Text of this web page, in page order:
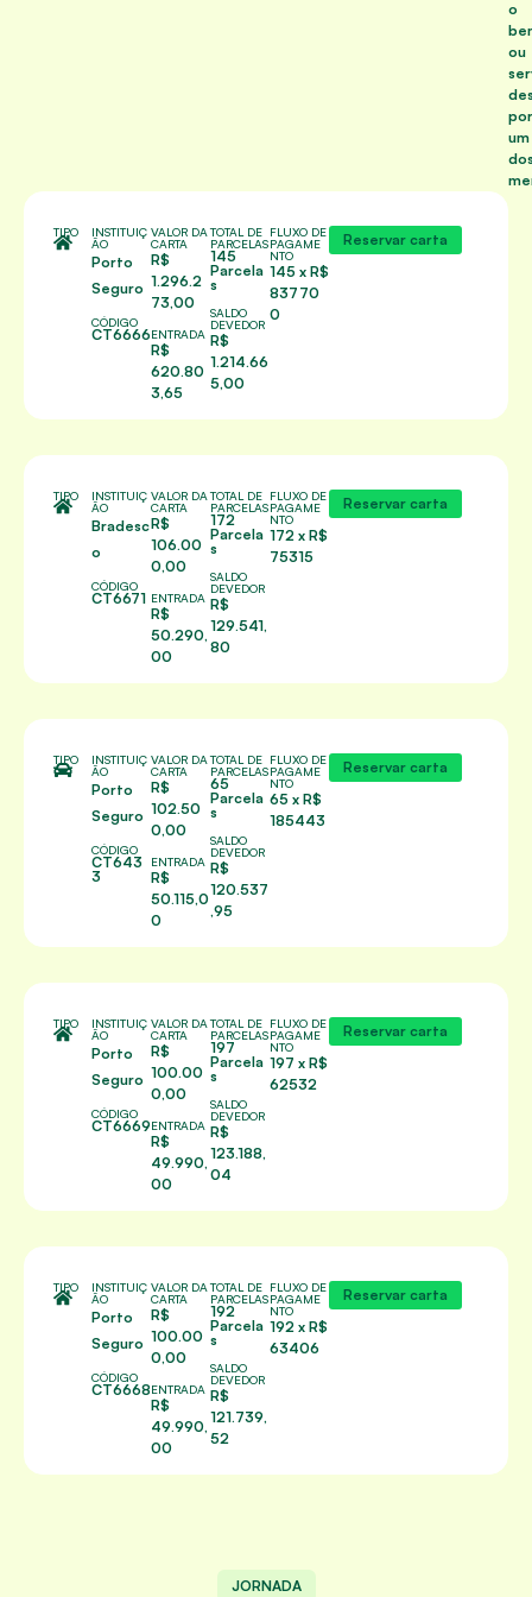
o
ou
por
um
TIPO
INSTITUIÇ
ÃO
Porto
Seguro
CÓDIGO
CT6666
VALOR DA
CARTA
R$
1.296.2
73,00
ENTRADA
R$
620.80
3,65
TOTAL DE
PARCELAS
145
Parcela
s
SALDO
DEVEDOR
R$
1.214.66
5,00
FLUXO DE
PAGAME
NTO
145 x R$
83770
0
Reservar carta
TIPO
INSTITUIÇ
ÃO
Bradesc
o
CÓDIGO
CT6671
VALOR DA
CARTA
R$
106.00
0,00
ENTRADA
R$
50.290,
00
TOTAL DE
PARCELAS
172
Parcela
s
SALDO
DEVEDOR
R$
129.541,
80
FLUXO DE
PAGAME
NTO
172 x R$
75315
Reservar carta
TIPO
INSTITUIÇ
ÃO
Porto
Seguro
CÓDIGO
CT643
3
VALOR DA
CARTA
R$
102.50
0,00
ENTRADA
R$
50.115,0
0
TOTAL DE
PARCELAS
65
Parcela
s
SALDO
DEVEDOR
R$
120.537
,95
FLUXO DE
PAGAME
NTO
65 x R$
185443
Reservar carta
TIPO
INSTITUIÇ
ÃO
Porto
Seguro
CÓDIGO
CT6669
VALOR DA
CARTA
R$
100.00
0,00
ENTRADA
R$
49.990,
00
TOTAL DE
PARCELAS
197
Parcela
s
SALDO
DEVEDOR
R$
123.188,
04
FLUXO DE
PAGAME
NTO
197 x R$
62532
Reservar carta
TIPO
INSTITUIÇ
ÃO
Porto
Seguro
CÓDIGO
CT6668
VALOR DA
CARTA
R$
100.00
0,00
ENTRADA
R$
49.990,
00
TOTAL DE
PARCELAS
192
Parcela
s
SALDO
DEVEDOR
R$
121.739,
52
FLUXO DE
PAGAME
NTO
192 x R$
63406
Reservar carta
JORNADA